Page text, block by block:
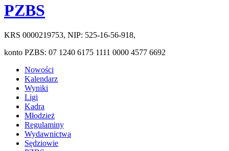
PZBS
KRS 0000219753, NIP: 525-16-56-918,
konto PZBS: 07 1240 6175 1111 0000 4577 6692
Nowości
Kalendarz
Wyniki
Ligi
Kadra
Młodzież
Regulaminy
Wydawnictwa
Sędziowie